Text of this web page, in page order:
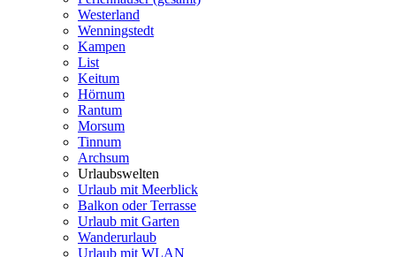
Westerland
Wenningstedt
Kampen
List
Keitum
Hörnum
Rantum
Morsum
Tinnum
Archsum
Urlaubswelten
Urlaub mit Meerblick
Balkon oder Terrasse
Urlaub mit Garten
Wanderurlaub
Urlaub mit WLAN